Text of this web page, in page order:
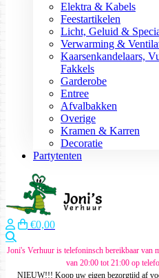
Elektra & Kabels
Feestartikelen
Licht, Geluid &
Verwarming &
Kaarsenkandelaars,
Fakkels
Garderobe
Entree
Afvalbakken
Overige
Kramen & Karren
Decoratie
Partytenten
€0,00
Joni's Verhuur is telefoninsch bereikbaar van
van 20:00 tot 21:00 op
NIEUW!!! Koop uw eigen bezorgtijd af